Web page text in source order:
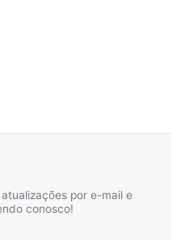
por e-mail e
conosco!